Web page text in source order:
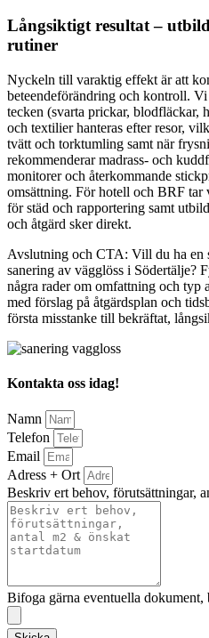
Långsiktigt resultat –
rutiner
Nyckeln till varaktig effekt är att
beteendeförändring och kontroll.
tecken (svarta prickar, blodfläckar,
och textilier hanteras efter resor,
tvätt och torktumling samt när
rekommenderar madrass- och
monitorer och återkommande
omsättning. För hotell och BRF
för städ och rapportering samt
och åtgärd sker direkt.
Avslutning och CTA: Vill du ha en
sanering av vägglöss i Södertälje?
några rader om omfattning och typ
med förslag på åtgärdsplan och
första misstanke till bekräftat,
Kontakta oss idag!
Namn
Telefon
Email
Adress + Ort
Beskriv ert behov, förutsättningar,
Bifoga gärna eventuella